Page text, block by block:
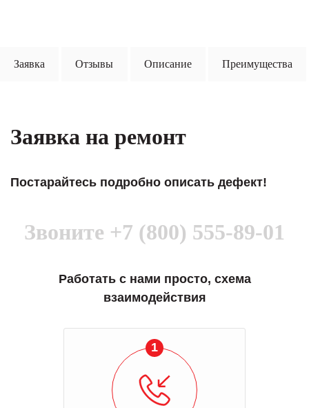
Заявка Отзывы Описание Преимущества
Заявка на ремонт
Постарайтесь подробно описать дефект!
Звоните +7 (800) 555-89-01
Работать с нами просто, схема
взаимодействия
1